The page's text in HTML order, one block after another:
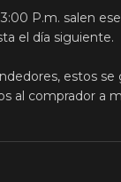
P.m. salen
el día siguiente.
estos
al comprador a